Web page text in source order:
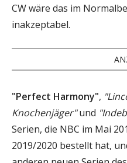
CW wäre das im
inakzeptabel.
"Perfect Harmony",
Knochenjäger"und
Serien, die NBC im Mai
2019/2020 bestellt hat,